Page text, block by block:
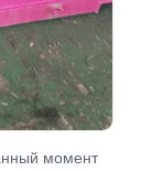
момент